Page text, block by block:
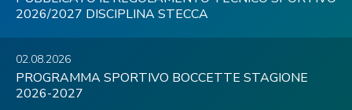
2026/2027 DISCIPLINA STECCA
02.08.2026
PROGRAMMA SPORTIVO BOCCETTE STAGIONE
2026-2027